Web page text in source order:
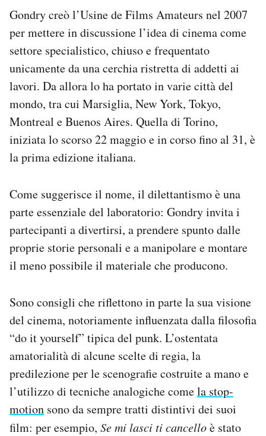
Gondry creò l’Usine de Films Amateurs nel 2007
per mettere in discussione l’idea di cinema come
settore specialistico, chiuso e frequentato
unicamente da una cerchia ristretta di addetti ai
lavori. Da allora lo ha portato in varie città del
mondo, tra cui Marsiglia, New York, Tokyo,
Montreal e Buenos Aires. Quella di Torino,
iniziata lo scorso 22 maggio e in corso fino al 31, è
la prima edizione italiana.
Come suggerisce il nome, il dilettantismo è una
parte essenziale del laboratorio: Gondry invita i
partecipanti a divertirsi, a prendere spunto dalle
proprie storie personali e a manipolare e montare
il meno possibile il materiale che producono.
Sono consigli che riflettono in parte la sua visione
del cinema, notoriamente influenzata dalla filosofia
“do it yourself” tipica del punk. L’ostentata
amatorialità di alcune scelte di regia, la
predilezione per le scenografie costruite a mano e
l’utilizzo di tecniche analogiche comela stop-
motion sono da sempre tratti distintivi dei suoi
film: per esempio, Se mi lasci ti cancelloè stato